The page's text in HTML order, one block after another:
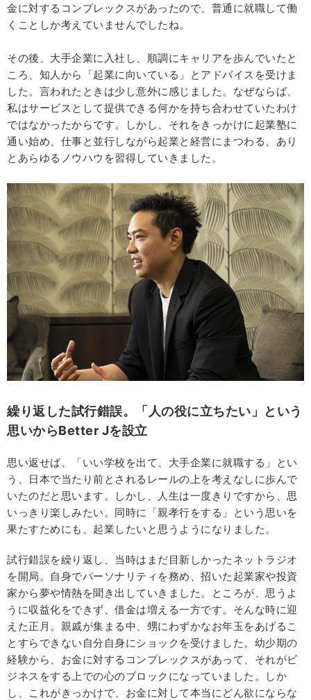
金に対するコンプレックスがあったので、普通に就職して働
くことしか考えていませんでしたね。
その後、大手企業に入社し、順調にキャリアを歩んでいたと
ころ、知人から「起業に向いている」とアドバイスを受けま
した。言われたときは少し意外に感じました。なぜならば、
私はサービスとして提供できる何かを持ち合わせていたわけ
ではなかったからです。しかし、それをきっかけに起業塾に
通い始め、仕事と並行しながら起業と経営にまつわる、あり
とあらゆるノウハウを習得していきました。
繰り返した試行錯誤。「人の役に立ちたい」という
思いからBetter Jを設立
思い返せば、「いい学校を出て、大手企業に就職する」とい
う、日本で当たり前とされるレールの上を考えなしに歩んで
いたのだと思います。しかし、人生は一度きりですから、思
いっきり楽しみたい。同時に「親孝行をする」という思いを
果たすためにも、起業したいと思うようになりました。
試行錯誤を繰り返し、当時はまだ目新しかったネットラジオ
を開局。自身でパーソナリティを務め、招いた起業家や投資
家から夢や情熱を聞き出していきました。ところが、思うよ
うに収益化をできず、借金は増える一方です。そんな時に迎
えた正月。親戚が集まる中、甥にわずかなお年玉をあげるこ
とすらできない自分自身にショックを受けました。幼少期の
経験から、お金に対するコンプレックスがあって、それがビ
ジネスをする上での心のブロックになっていました。しか
し、これがきっかけで、お金に対して本当にどん欲にならな